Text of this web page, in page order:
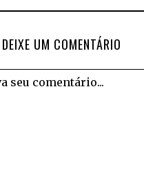
DEIXE UM COMENTÁRIO